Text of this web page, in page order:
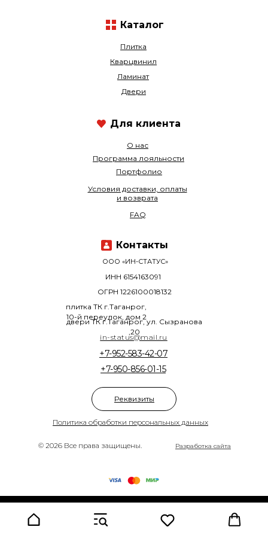
© 2026 Все права защищены.
Политика обработки персональных данных
Плитка
Кварцвинил
+7-950-856-01-15
+7-952-583-42-07
О нас
Ламинат
Программа лояльности
Двери
Портфолио
ООО «ИН-СТАТУС»
плитка ТК г.Таганрог,
10-й переулок, дом 2
двери ТК г.Таганрог, ул. Сызранова
,20
ОГРН 1226100018132
ИНН 6154163091
Разработка сайта
Условия доставки, оплаты
и возврата
FAQ
Каталог
in-status@mail.ru
Контакты
Для клиента
Реквизиты
Made on Tilda